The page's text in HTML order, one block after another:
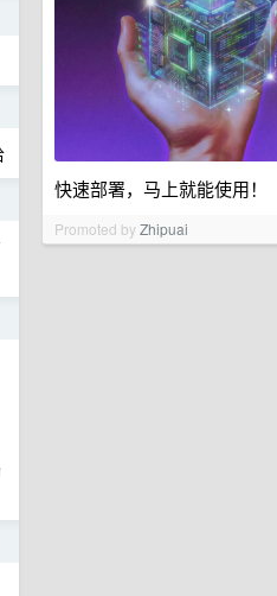
快速部署，马上就能使用！
Promoted byZhipuai